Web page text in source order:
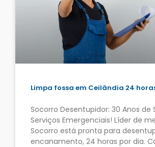
Limpa fossa em Ceilândia 24
Socorro Desentupidor: 30 Anos de
Serviços Emergenciais! Líder de
Socorro está pronta para
encanamento, 24 horas por dia.